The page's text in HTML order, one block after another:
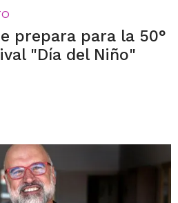
prepara para la 50°
"Día del Niño"